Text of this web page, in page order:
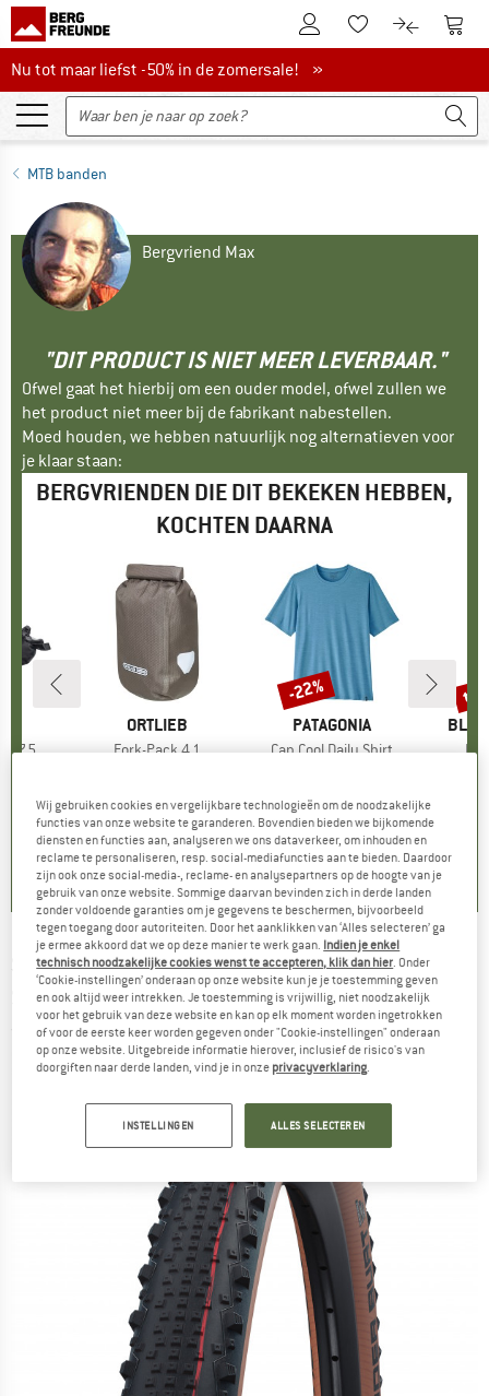
De klantenaccount
Naar deNaar de
Nu tot maar liefst -50% in de zomersale!
Nu tot maar liefst -50% in de zomersale! »
MTB banden
Bergvriend Max
"DIT PRODUCT IS NIET MEER LEVERBAAR."
Ofwel gaat het hierbij om een ouder model, ofwel zullen we
het product niet meer bij de fabrikant nabestellen.
Moed houden, we hebben natuurlijk nog alternatieven voor
je klaar staan:
BERGVRIENDEN DIE DIT BEKEKEN HEBBEN,
KOCHTEN DAARNA
7,5
)
MERK
ORTLIEB
Artikel
Fork-Pack 4,1
4,8(11)
MERK
PATAGONIA
Artikel
Cap Cool Daily Shirt
5,0(3)
Korting
-22%
MERK
tot
SCHWALBE -Thunder Burt Evo 29'' (57-622)
Super Race FB TLE - Fietsband
(0)
Wij gebruiken cookies en vergelijkbare technologieën om de noodzakelijke
functies van onze website te garanderen. Bovendien bieden we bijkomende
diensten en functies aan, analyseren we ons dataverkeer, om inhouden en
reclame te personaliseren, resp. social-mediafuncties aan te bieden. Daardoor
zijn ook onze social-media-, reclame- en analysepartners op de hoogte van je
gebruik van onze website. Sommige daarvan bevinden zich in derde landen
zonder voldoende garanties om je gegevens te beschermen, bijvoorbeeld
tegen toegang door autoriteiten. Door het aanklikken van ‘Alles selecteren’ ga
je ermee akkoord dat we op deze manier te werk gaan. Indien je enkel
technisch noodzakelijke cookies wenst te accepteren, klik dan hier . Onder
‘Cookie-instellingen’ onderaan op onze website kun je je toestemming geven
en ook altijd weer intrekken. Je toestemming is vrijwillig, niet noodzakelijk
voor het gebruik van deze website en kan op elk moment worden ingetrokken
of voor de eerste keer worden gegeven onder "Cookie-instellingen" onderaan
op onze website. Uitgebreide informatie hierover, inclusief de risico's van
doorgiften naar derde landen, vind je in onze privacyverklaring
INSTELLINGEN ALLES SELECTEREN